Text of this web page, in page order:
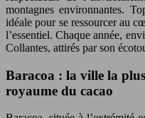
montagnes environnantes.
idéale pour se ressourcer au
l’essentiel. Chaque année,
Collantes, attirés par son
Baracoa : la ville la
royaume du cacao